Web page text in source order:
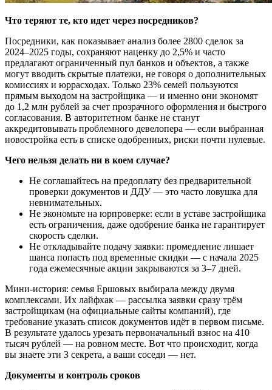
Что теряют те, кто идет через посредников?
Посредники, как показывает анализ более 2800 сделок за
2024–2025 годы, сохраняют наценку до 2,5% и часто
предлагают ограниченный пул банков и объектов, а также
могут вводить скрытые платежи, не говоря о дополнительных
комиссиях и юррасходах. Только 23% семей пользуются
прямым выходом на застройщика — и именно они экономят
до 1,2 млн рублей за счет прозрачного оформления и быстрого
согласования. В авторитетном банке не станут
аккредитовывать проблемного девелопера — если выбранная
новостройка есть в списке одобренных, риски почти нулевые.
Чего нельзя делать ни в коем случае?
Не соглашайтесь на предоплату без предварительной
проверки документов и ДДУ — это часто ловушка для
невнимательных.
Не экономьте на юрпроверке: если в уставе застройщика
есть ограничения, даже одобрение банка не гарантирует
скорость сделки.
Не откладывайте подачу заявки: промедление лишает
шанса попасть под временные скидки — с начала 2025
года ежемесячные акции закрываются за 3–7 дней.
Мини-история: семья Ершовых выбирала между двумя
комплексами. Их лайфхак — рассылка заявки сразу трём
застройщикам (на официальные сайты компаний), где
требование указать список документов идёт в первом письме.
В результате удалось урезать первоначальный взнос на 410
тысяч рублей — на ровном месте. Вот что происходит, когда
вы знаете эти 3 секрета, а ваши соседи — нет.
Документы и контроль сроков